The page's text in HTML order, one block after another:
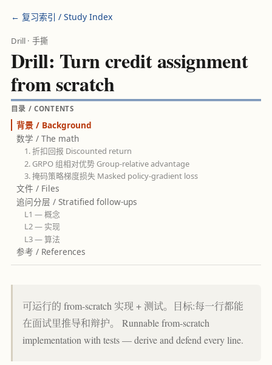
← 复习索引 / Study Index
Drill · 手撕
Drill: Turn credit assignment
from scratch
目录 / CONTENTS
背景 / Background
数学 / The math
1. 折扣回报 Discounted return
2. GRPO 组相对优势 Group-relative advantage
3. 掩码策略梯度损失 Masked policy-gradient loss
文件 / Files
追问分层 / Stratified follow-ups
L1 — 概念
L2 — 实现
L3 — 算法
参考 / References
可运行的 from-scratch 实现 + 测试。目标:每一行都能
在面试里推导和辩护。 Runnable from-scratch
implementation with tests — derive and defend every line.